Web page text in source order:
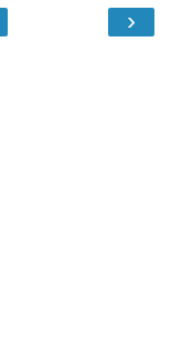
›